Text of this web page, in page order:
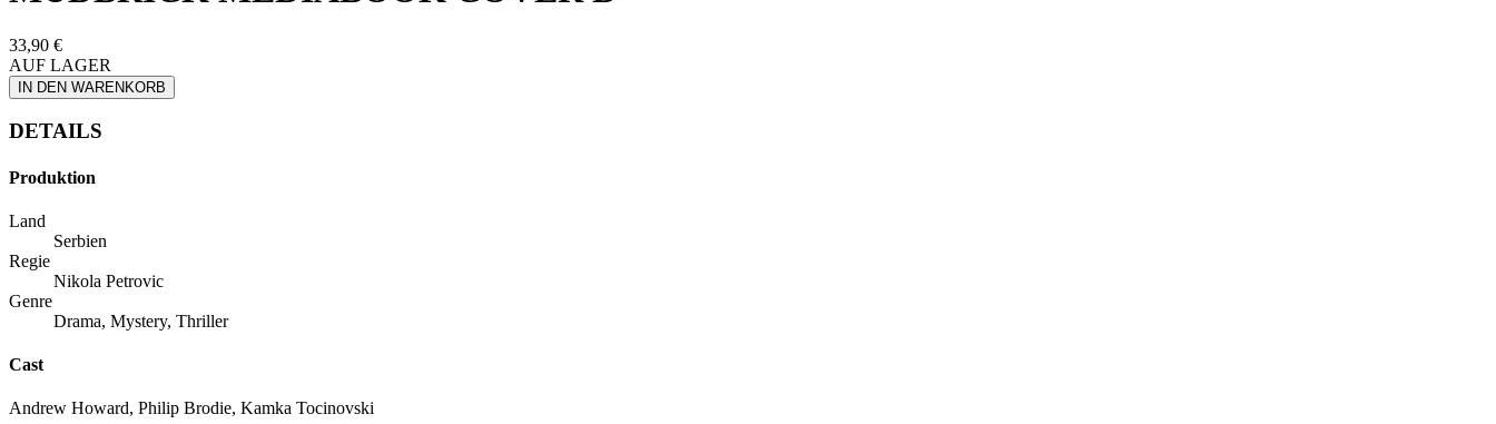
33,90 €
AUF LAGER
IN DEN WARENKORB
DETAILS
Produktion
Land
Serbien
Regie
Nikola Petrovic
Genre
Drama, Mystery, Thriller
Cast
Andrew Howard, Philip Brodie, Kamka Tocinovski